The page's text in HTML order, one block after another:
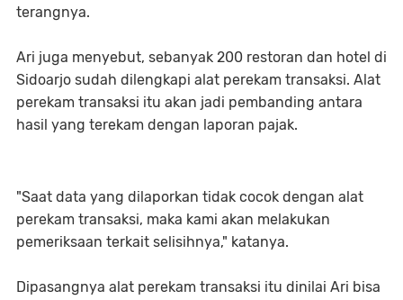
terangnya.
Ari juga menyebut, sebanyak 200 restoran dan hotel di
Sidoarjo sudah dilengkapi alat perekam transaksi. Alat
perekam transaksi itu akan jadi pembanding antara
hasil yang terekam dengan laporan pajak.
"Saat data yang dilaporkan tidak cocok dengan alat
perekam transaksi, maka kami akan melakukan
pemeriksaan terkait selisihnya," katanya.
Dipasangnya alat perekam transaksi itu dinilai Ari bisa